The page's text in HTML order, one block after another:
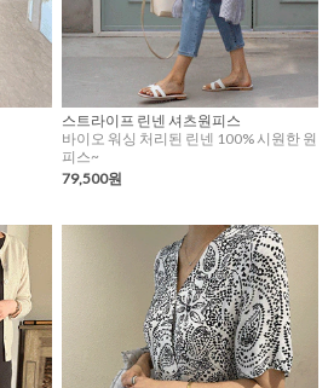
스트라이프 린넨 셔츠원피스
바이오 워싱 처리된 린넨 100% 시원한 원
피스~
79,500원